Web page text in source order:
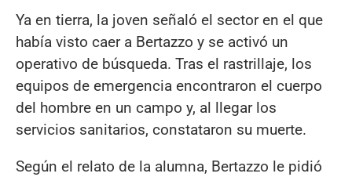
Ya en tierra, la joven señaló el sector en el que
había visto caer a Bertazzo y se activó un
operativo de búsqueda. Tras el rastrillaje, los
equipos de emergencia encontraron el cuerpo
del hombre en un campo y, al llegar los
servicios sanitarios, constataron su muerte.
Según el relato de la alumna, Bertazzo le pidió